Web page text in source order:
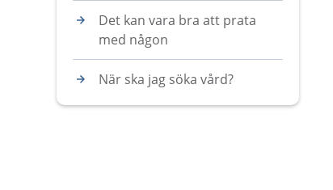
Det kan vara bra att prata
med någon
När ska jag söka vård?